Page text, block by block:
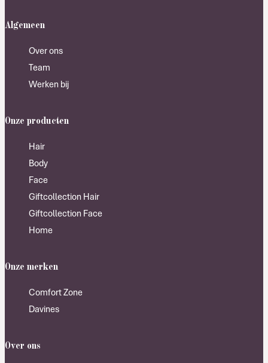
Algemeen
Over ons
Team
Werken bij
Onze producten
Hair
Body
Face
Giftcollection Hair
Giftcollection Face
Home
Onze merken
Comfort Zone
Davines
Over ons